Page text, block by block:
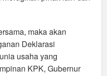
maka akan
Deklarasi
usaha yang
KPK, Gubernur